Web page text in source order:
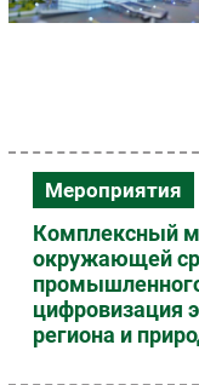
Мероприятия
Комплексный
окружающей
цифровизация
региона и